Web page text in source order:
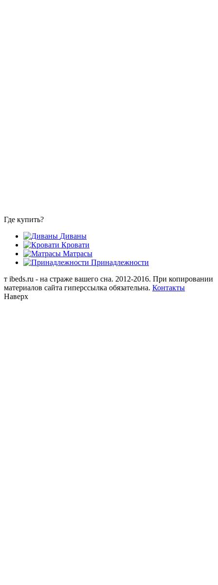
Где купить?
Диваны
Кровати
Матрасы
Принадлежности
т ibeds.ru - на страже вашего сна. 2012-2016. При копировании
материалов сайта гиперссылка обязательна. Контакты
Наверх